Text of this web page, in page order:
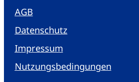
AGB
Datenschutz
Impressum
Nutzungsbedingungen